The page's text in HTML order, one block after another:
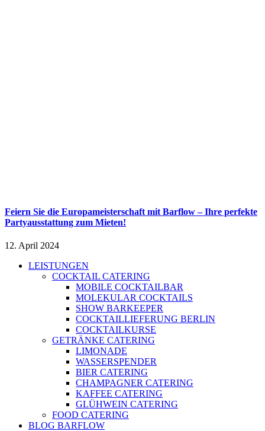
Feiern Sie die Europameisterschaft mit Barflow – Ihre perfekte
Partyausstattung zum Mieten!
12. April 2024
LEISTUNGEN
COCKTAIL CATERING
MOBILE COCKTAILBAR
MOLEKULAR COCKTAILS
SHOW BARKEEPER
COCKTAILLIEFERUNG BERLIN
COCKTAILKURSE
GETRÄNKE CATERING
LIMONADE
WASSERSPENDER
BIER CATERING
CHAMPAGNER CATERING
KAFFEE CATERING
GLÜHWEIN CATERING
FOOD CATERING
BLOG BARFLOW